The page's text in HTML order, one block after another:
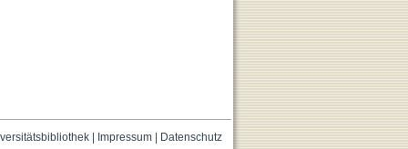
| Impressum| Datenschutz